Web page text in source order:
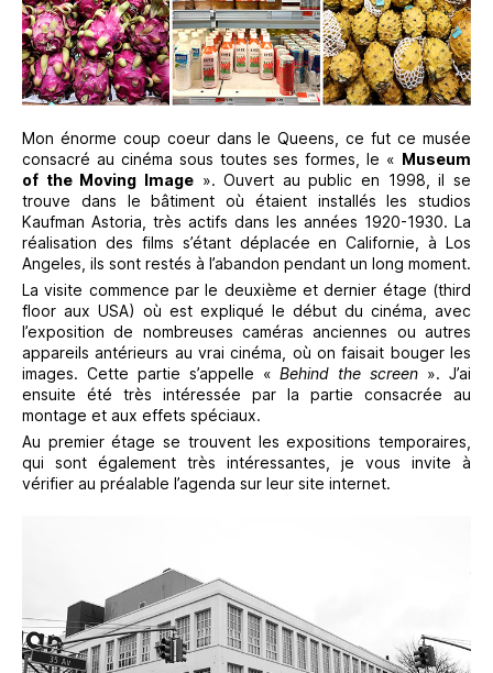
Mon énorme coup coeur dans le Queens, ce fut ce musée
consacré au cinéma sous toutes ses formes, le « Museum
of the Moving Image». Ouvert au public en 1998, il se
trouve dans le bâtiment où étaient installés les studios
Kaufman Astoria, très actifs dans les années 1920-1930. La
réalisation des films s’étant déplacée en Californie, à Los
Angeles, ils sont restés à l’abandon pendant un long moment.
La visite commence par le deuxième et dernier étage (third
floor aux USA) où est expliqué le début du cinéma, avec
l’exposition de nombreuses caméras anciennes ou autres
appareils antérieurs au vrai cinéma, où on faisait bouger les
images. Cette partie s’appelle «Behind the screen ». J’ai
ensuite été très intéressée par la partie consacrée au
montage et aux effets spéciaux.
Au premier étage se trouvent les expositions temporaires,
qui sont également très intéressantes, je vous invite à
vérifier au préalable l’agenda sur leur site internet.